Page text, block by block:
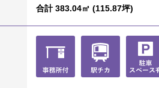
合計 383.04㎡ (115.87坪)